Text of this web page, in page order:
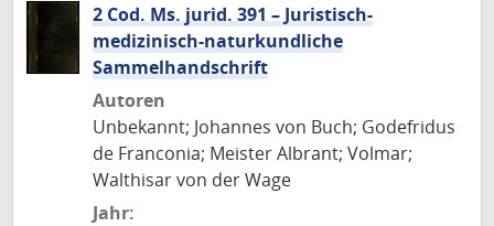
2 Cod. Ms. jurid. 391 – Juristisch-
medizinisch-naturkundliche
Sammelhandschrift
Autoren
Unbekannt; Johannes von Buch; Godefridus
de Franconia; Meister Albrant; Volmar;
Walthisar von der Wage
Jahr: